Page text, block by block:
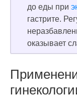
до еды при
гастрите.
оказывает